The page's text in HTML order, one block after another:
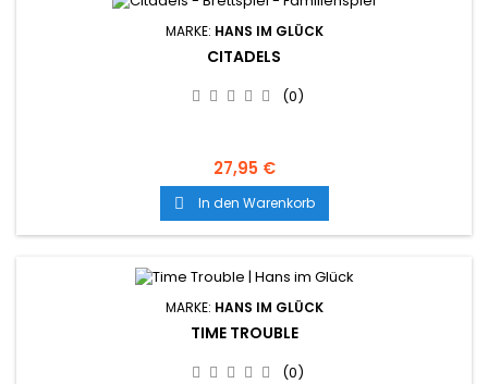
MARKE: HANS IM GLÜCK
CITADELS
(0)
27,95 €
 In den Warenkorb
MARKE: HANS IM GLÜCK
TIME TROUBLE
(0)